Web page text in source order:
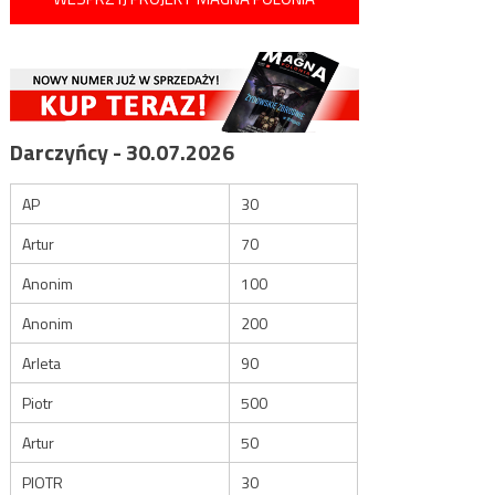
Darczyńcy - 30.07.2026
AP
30
Artur
70
Anonim
100
Anonim
200
Arleta
90
Piotr
500
Artur
50
PIOTR
30